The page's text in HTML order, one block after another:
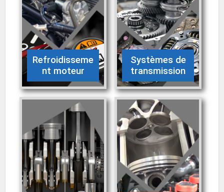
Refroidisseme
nt moteur
Systèmes de
transmission